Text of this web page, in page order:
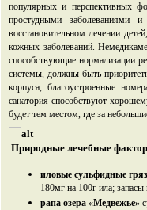
популярных и перспективных
простудными заболеваниями и
восстановительном лечении
кожных заболеваний.
способствующие нормализации
системы, должны быть
корпуса, благоустроенные
санатория способствуют
будет тем местом, где за
Природные лечебные
иловые сульфидные
180мг на 100г ила;
рапа озера «Медвежье»